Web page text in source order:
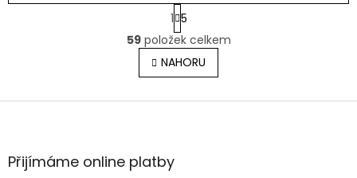
O
v
l
á
S
t
r
á
n
k
v
1 5
59položek celkem
NAHORU
Z
aPřijímáme online platby